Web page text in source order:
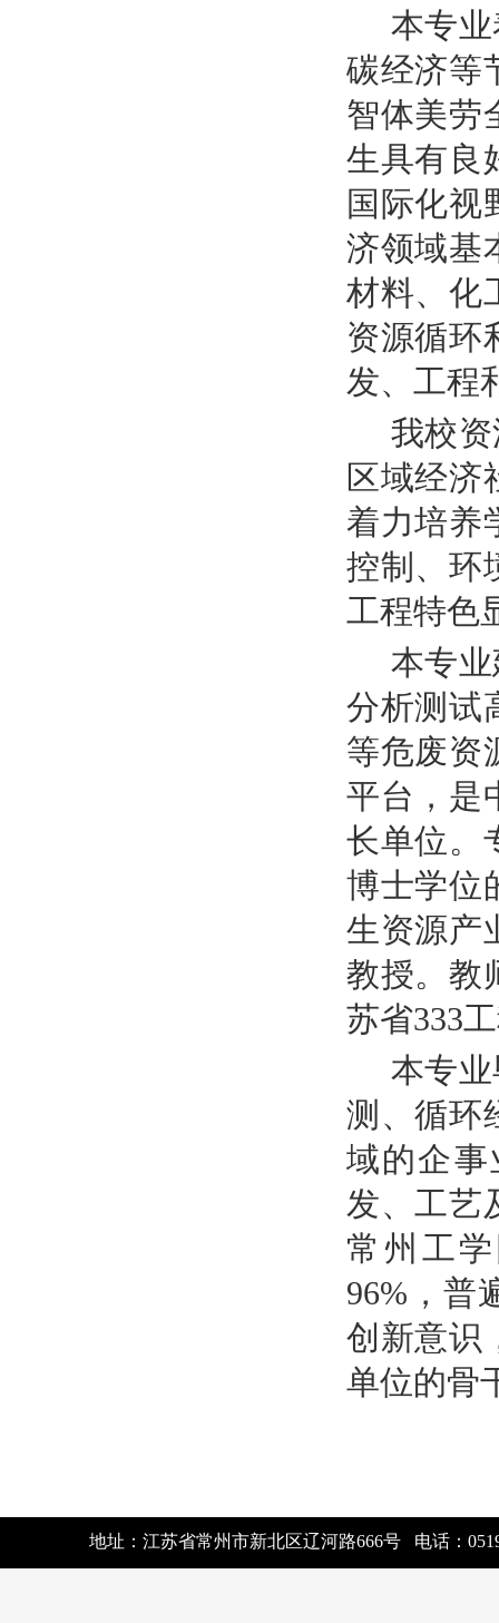
本专
碳经济等
智体美劳
生具有良
国际化视
济领域基
材料、化
资源循环
发、工程
我校
区域经济
着力培养
控制、环
工程特色
本专
分析测试
等危废资
平台，是
长单位。
博士学位
生资源产
教授。教
苏省333
本专
测、循环
域的企
发、工艺
常州工
96%，普
创新意识
单位的骨
地址：江苏省常州市新北区辽河路666号 电话：